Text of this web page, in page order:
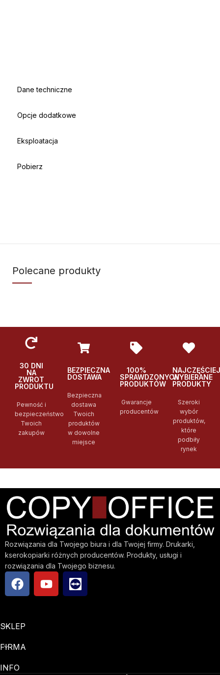
Dane techniczne
Opcje dodatkowe
Eksploatacja
Pobierz
Polecane produkty
30 DNI
NA
ZWROT
PRODUKTU
Pewność i
bezpieczeństwo
Twoich
zakupów
BEZPIECZNA
DOSTAWA
Bezpieczna
dostawa
Twoich
produktów
w dowolne
miejsce
100%
SPRAWDZONYCH
PRODUKTÓW
Gwarancje
producentów
NAJCZĘŚCIEJ
WYBIERANE
PRODUKTY
Szeroki
wybór
produktów,
które
podbiły
rynek
Rozwiązania dla Twojego biura i dla Twojej firmy. Drukarki,
kserokopiarki różnych producentów. Produkty, usługi i
rozwiązania dla Twojego biznesu.
SKLEP
FIRMA
INFO